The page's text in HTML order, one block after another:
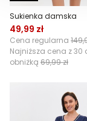
Sukienka damska
49,99 zł
Cena regularna
Najniższa cena z 30
obniżką 69,99 zł